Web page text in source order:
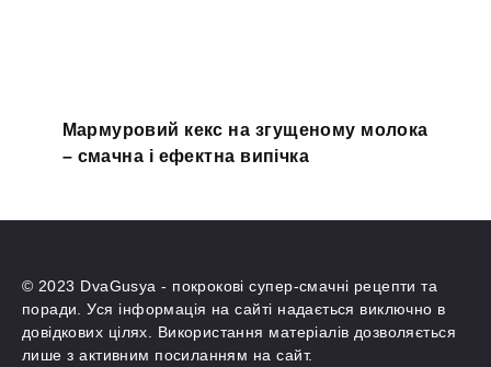
Мармуровий кекс на згущеному молока
– смачна і ефектна випічка
© 2023 DvaGusya - покрокові супер-смачні рецепти та
поради. Уся інформація на сайті надається виключно в
довідкових цілях. Використання матеріалів дозволяється
лише з активним посиланням на сайт.